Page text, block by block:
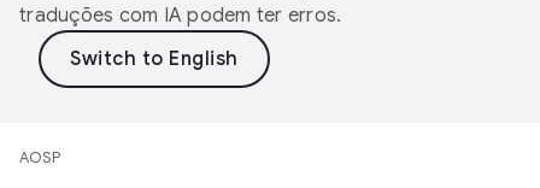
traduções com IA podem ter erros.
AOSP